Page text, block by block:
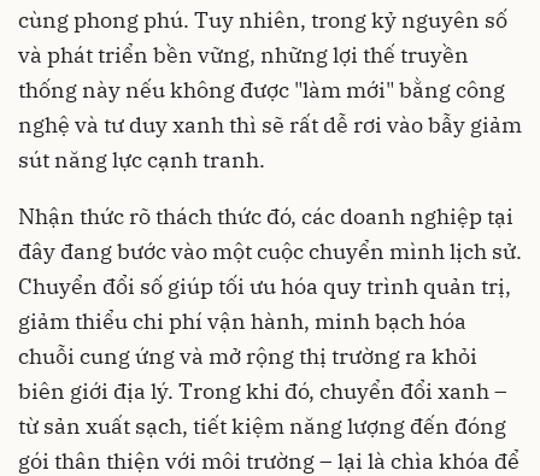
cùng phong phú. Tuy nhiên, trong kỷ nguyên số
và phát triển bền vững, những lợi thế truyền
thống này nếu không được "làm mới" bằng công
nghệ và tư duy xanh thì sẽ rất dễ rơi vào bẫy giảm
sút năng lực cạnh tranh.
Nhận thức rõ thách thức đó, các doanh nghiệp tại
đây đang bước vào một cuộc chuyển mình lịch sử.
Chuyển đổi số giúp tối ưu hóa quy trình quản trị,
giảm thiểu chi phí vận hành, minh bạch hóa
chuỗi cung ứng và mở rộng thị trường ra khỏi
biên giới địa lý. Trong khi đó, chuyển đổi xanh –
từ sản xuất sạch, tiết kiệm năng lượng đến đóng
gói thân thiện với môi trường – lại là chìa khóa để